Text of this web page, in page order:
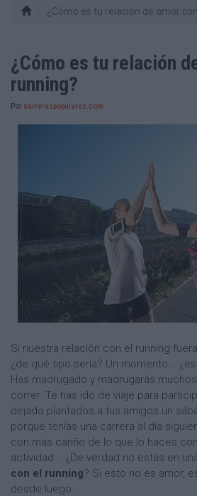
¿Cómo es tu relación de amor
¿Cómo es tu relación
running?
Por carreraspopulares.com
Si nuestra relación con el running
¿de qué tipo sería? Un momento...
Has madrugado y madrugarás
correr. Te has ido de viaje para
dejado plantados a tus amigos un
porque tenías una carrera al día
con más cariño de lo que lo haces
actividad... ¿De verdad no estás en
con el running? Si esto no es amor,
desde luego.